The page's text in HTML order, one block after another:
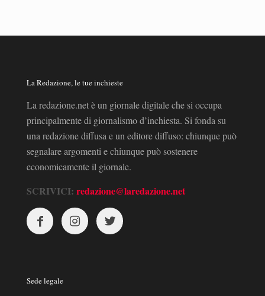
La Redazione, le tue inchieste
La redazione.net è un giornale digitale che si occupa
principalmente di giornalismo d’inchiesta. Si fonda su
una redazione diffusa e un editore diffuso: chiunque può
segnalare argomenti e chiunque può sostenere
economicamente il giornale.
SCRIVICI: redazione@laredazione.net
Sede legale